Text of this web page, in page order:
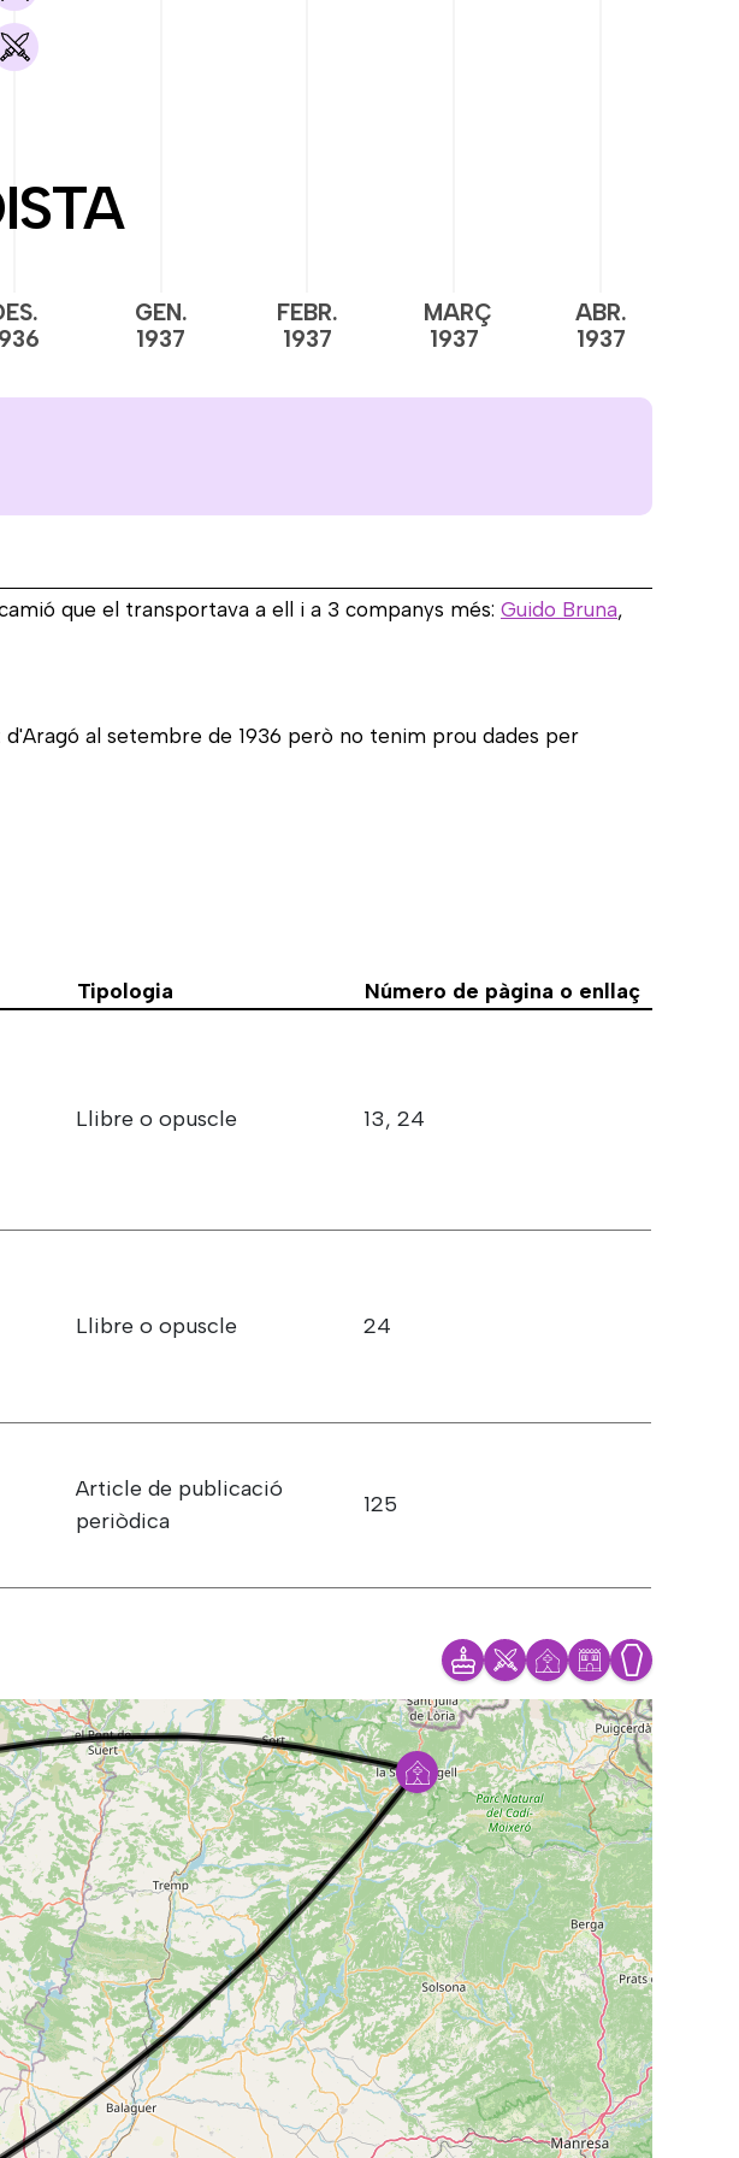
GEN.
1937
FEBR.
1937
MARÇ
1937
ABR.
1937
que el transportava a ell i a 3 companys més: Guido Bruna,
al setembre de 1936 però no tenim prou dades per
Tipologia Número de pàgina o enllaç
Llibre o opuscle 13, 24
Llibre o opuscle 24
Article de publicació
periòdica
125